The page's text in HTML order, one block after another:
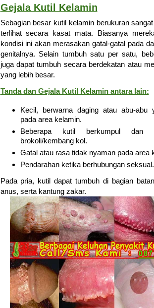
Gejala Kutil Kelamin
Sebagian besar kutil kelamin berukuran
terlihat secara kasat mata. Biasanya
kondisi ini akan merasakan gatal-gatal pada
genitalnya. Selain tumbuh satu per satu,
juga dapat tumbuh secara berdekatan atau
yang lebih besar.
Tanda dan Gejala Kutil Kelamin antara lain:
Kecil, berwarna daging atau abu-abu
pada area kelamin.
Beberapa kutil berkumpul dan
brokoli/kembang kol.
Gatal atau rasa tidak nyaman pada area
Pendarahan ketika berhubungan seksual.
Pada pria, kutil dapat tumbuh di bagian
anus, serta kantung zakar.